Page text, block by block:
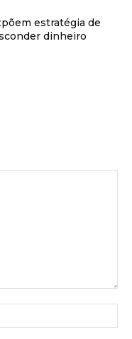
estratégia de
dinheiro